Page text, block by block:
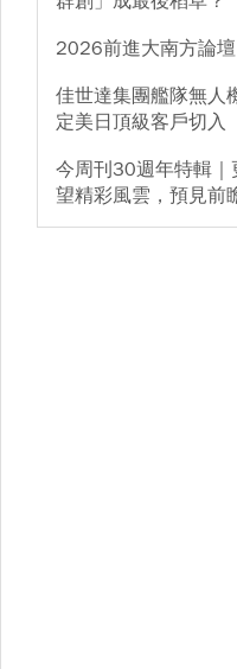
2026前進大南方論壇
佳世達集團艦隊無人
定美日頂級客戶切入
今周刊30週年特輯｜
望精彩風雲，預見前